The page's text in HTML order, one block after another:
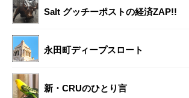
Salt グッチーポストの経済ZAP!!
永田町ディープスロート
新・CRUのひとり言